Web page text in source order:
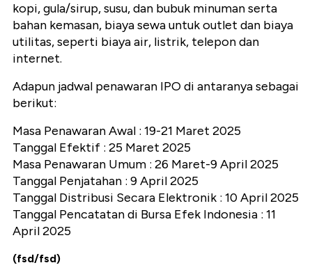
kopi, gula/sirup, susu, dan bubuk minuman serta
bahan kemasan, biaya sewa untuk outlet dan biaya
utilitas, seperti biaya air, listrik, telepon dan
internet.
Adapun jadwal penawaran IPO di antaranya sebagai
berikut:
Masa Penawaran Awal : 19-21 Maret 2025
Tanggal Efektif : 25 Maret 2025
Masa Penawaran Umum : 26 Maret-9 April 2025
Tanggal Penjatahan : 9 April 2025
Tanggal Distribusi Secara Elektronik : 10 April 2025
Tanggal Pencatatan di Bursa Efek Indonesia : 11
April 2025
(fsd/fsd)